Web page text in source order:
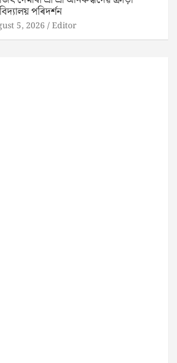
পৰিদৰ্শন
5, 2026 Editor